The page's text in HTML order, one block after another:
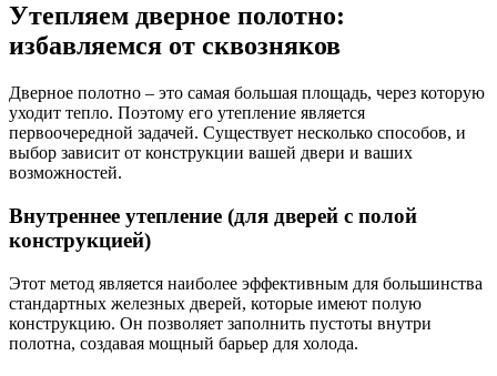
Утепляем дверное полотно:
избавляемся от сквозняков
Дверное полотно – это самая большая площадь, через которую
уходит тепло. Поэтому его утепление является
первоочередной задачей. Существует несколько способов, и
выбор зависит от конструкции вашей двери и ваших
возможностей.
Внутреннее утепление (для дверей с полой
конструкцией)
Этот метод является наиболее эффективным для большинства
стандартных железных дверей, которые имеют полую
конструкцию. Он позволяет заполнить пустоты внутри
полотна, создавая мощный барьер для холода.